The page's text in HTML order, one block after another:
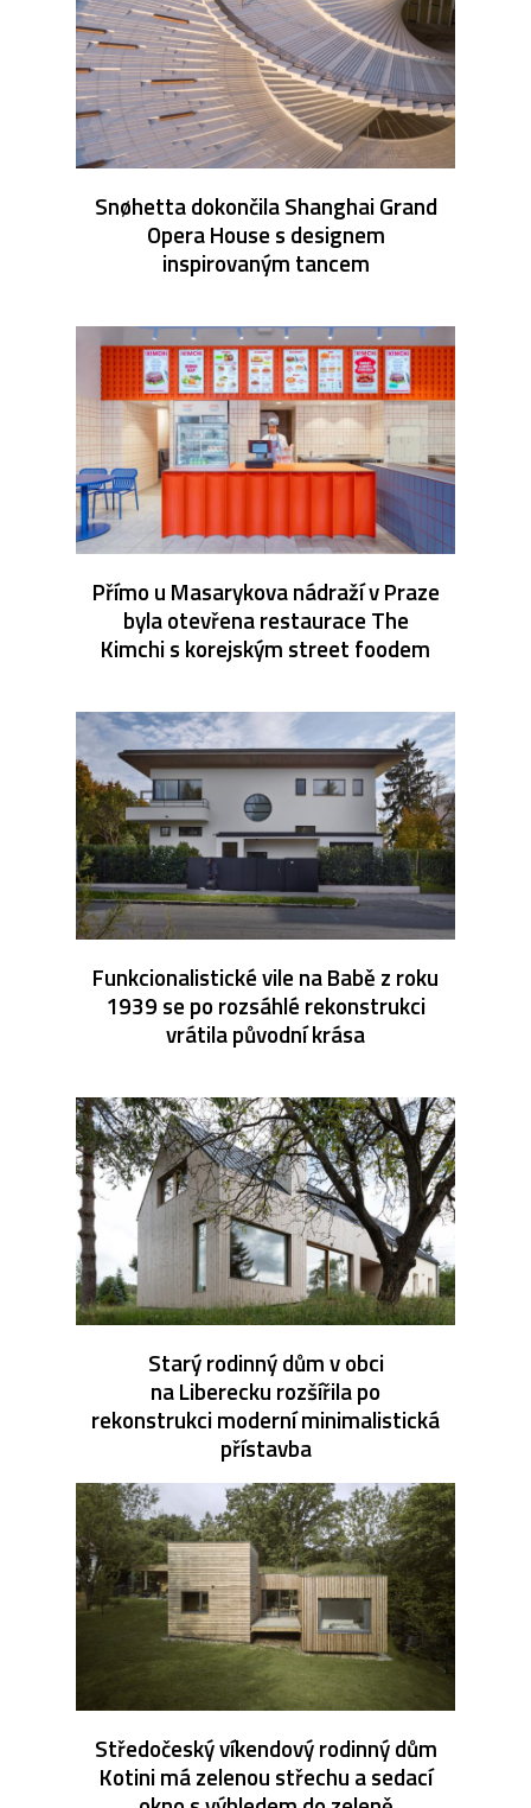
Snøhetta dokončila Shanghai Grand
Opera House s designem
inspirovaným tancem
Přímo u Masarykova nádraží v Praze
byla otevřena restaurace The
Kimchi s korejským street foodem
Funkcionalistické vile na Babě z roku
1939 se po rozsáhlé rekonstrukci
vrátila původní krása
Starý rodinný dům v obci
na Liberecku rozšířila po
rekonstrukci moderní minimalistická
přístavba
Středočeský víkendový rodinný dům
Kotini má zelenou střechu a sedací